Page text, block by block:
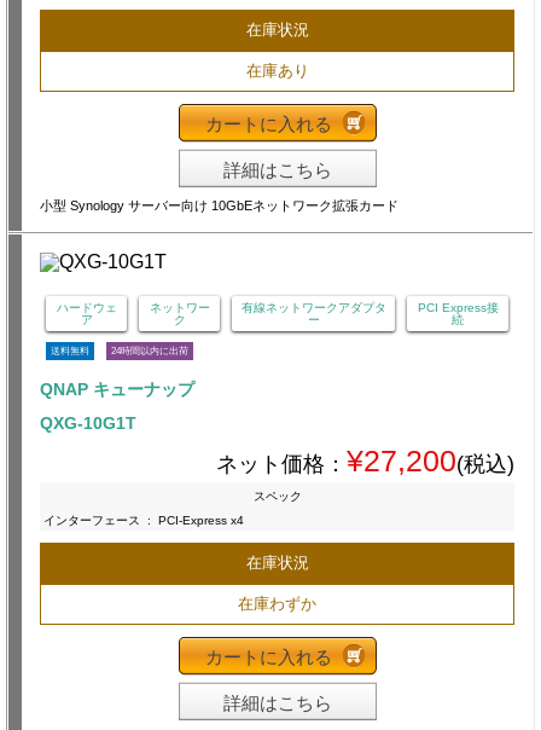
在庫状況
在庫あり
カートに入れる
詳細はこちら
小型 Synology サーバー向け 10GbEネットワーク拡張カード
ハードウェ
ア
ネットワー
ク
有線ネットワークアダプタ
ー
PCI Express接
続
送料無料 24時間以内に出荷
QNAP キューナップ
QXG-10G1T
ネット価格： ¥27,200(税込)
スペック
インターフェース
: PCI-Express x4
在庫状況
在庫わずか
カートに入れる
詳細はこちら